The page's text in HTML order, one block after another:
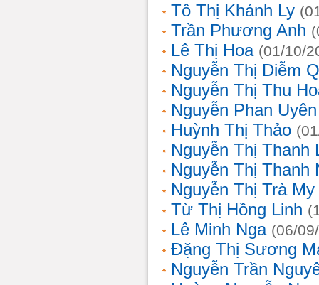
Tô Thị Khánh Ly
Trần Phương Anh
Lê Thị Hoa (01/10/
Nguyễn Thị Diễm
Nguyễn Thị Thu
Nguyễn Phan
Huỳnh Thị Thảo
Nguyễn Thị Thanh
Nguyễn Thị Thanh
Nguyễn Thị Trà My
Từ Thị Hồng Linh
Lê Minh Nga (06/
Đặng Thị Sương
Nguyễn Trần